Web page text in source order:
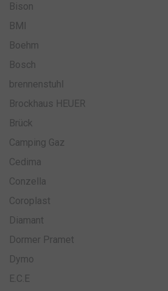
Bison
BMI
Boehm
Bosch
brennenstuhl
Brockhaus HEUER
Brück
Camping Gaz
Cedima
Conzella
Coroplast
Diamant
Dormer Pramet
Dymo
E.C.E